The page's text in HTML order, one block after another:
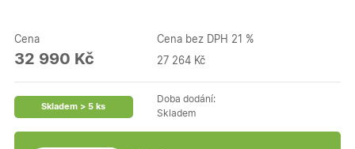
Cena
32 990 Kč
Cena bez DPH 21 %
27 264 Kč
Skladem > 5 ks
Doba dodání:
Skladem